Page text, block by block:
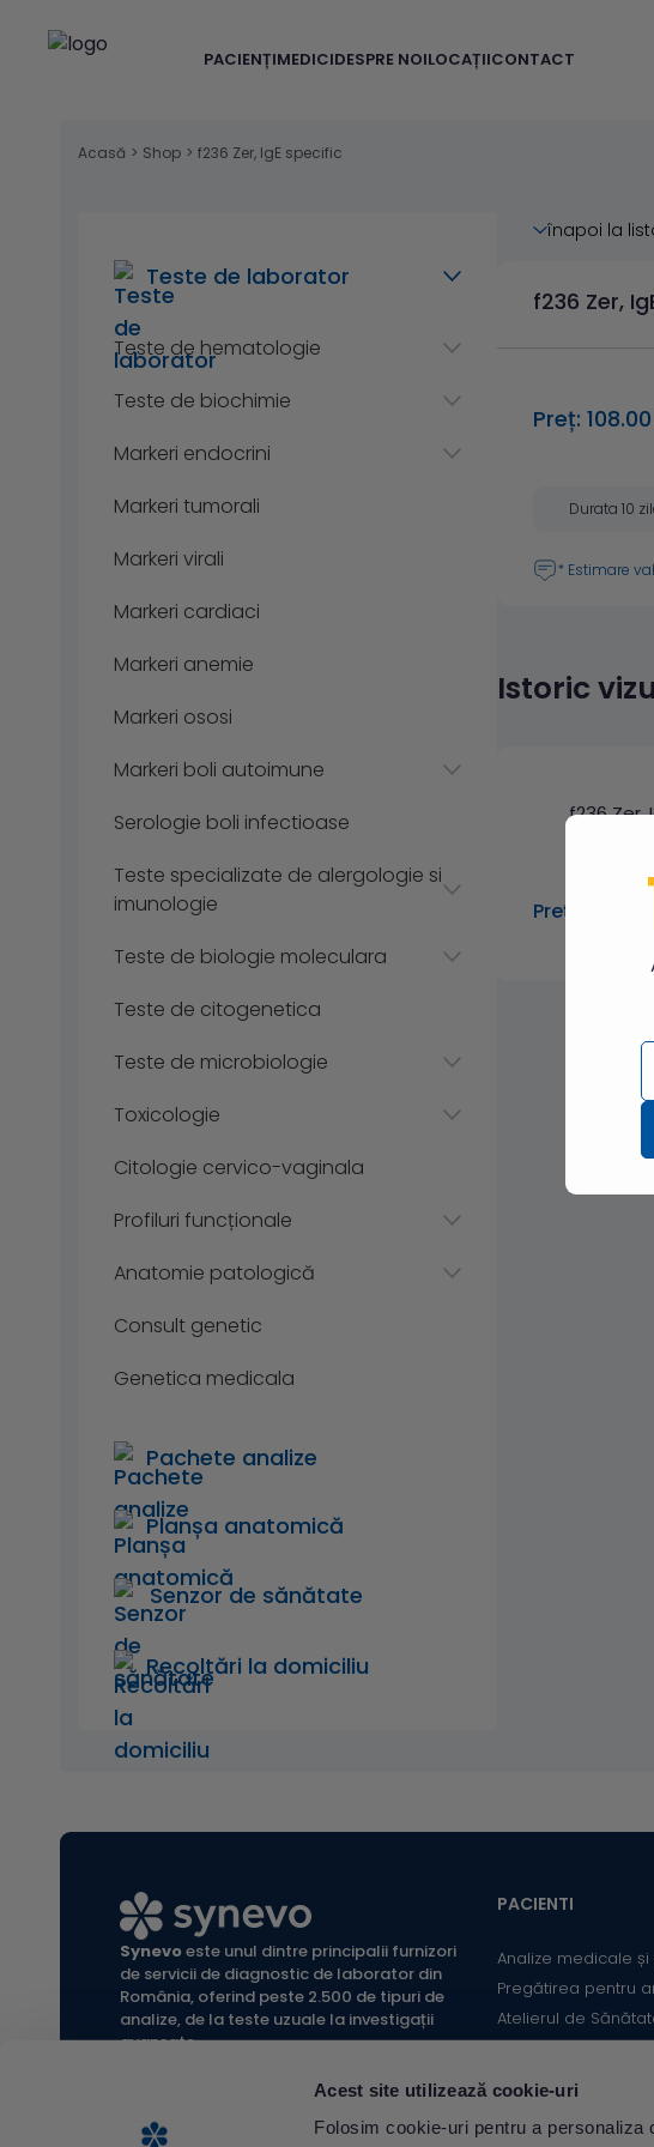
Acest site utilizează cookie-uri
Folosim cookie-uri pentru a
PACIENȚIMEDICIDESPRE NOILOCAȚIICONTACT
Acasă > Shop > f236 Zer, IgE specific
Teste de laborator
Teste de hematologie
Teste de biochimie
Markeri endocrini
Markeri tumorali
Markeri virali
Markeri cardiaci
Markeri anemie
Markeri ososi
Markeri boli autoimune
Serologie boli infectioase
Teste specializate de alergologie si
imunologie
Teste de biologie moleculara
Teste de citogenetica
Teste de microbiologie
Toxicologie
Citologie cervico-vaginala
Profiluri funcționale
Anatomie patologică
Consult genetic
Genetica medicala
Pachete analize
Planșa anatomică
Senzor de sănătate
Recoltări la domiciliu
înapoi la
f236 Zer,
Preț:
Durata 10
* Estimare
Istoric
f236 Zer,
Preț: 108.00 lei
Synevoeste unul dintre principalii furnizori
de servicii de diagnostic de laborator din
România, oferind peste 2.500 de tipuri de
analize, de la teste uzuale la investigații
avansate.
Termeni și condiții website |
PACIENTI
Analize medicale
Pregătirea pentru
Atelierul de
Informații utile
Locații